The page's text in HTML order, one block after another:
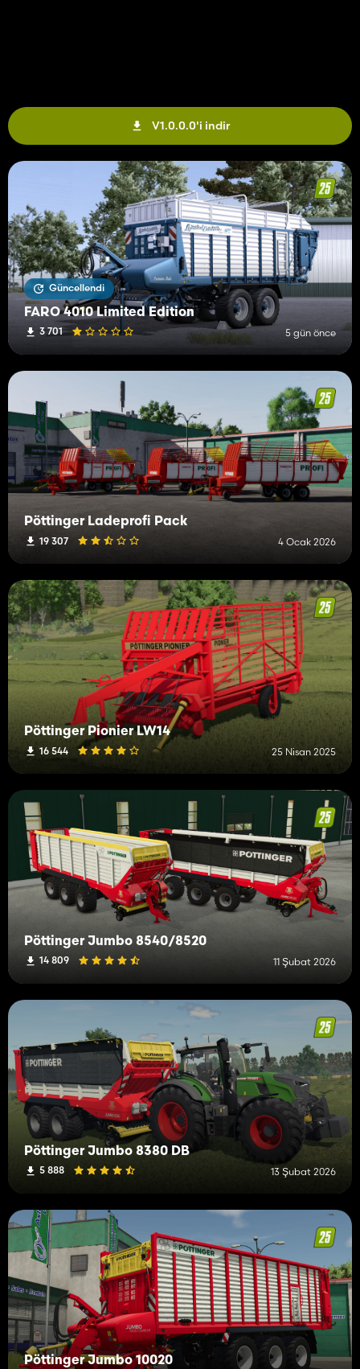
V1.0.0.0'i indir
Güncellendi
FARO 4010 Limited Edition
3 701 5 gün önce
Pöttinger Ladeprofi Pack
19 307 4 Ocak 2026
Pöttinger Pionier LW14
16 544 25 Nisan 2025
Pöttinger Jumbo 8540/8520
14 809 11 Şubat 2026
Pöttinger Jumbo 8380 DB
5 888 13 Şubat 2026
Pöttinger Jumbo 10020